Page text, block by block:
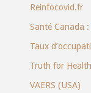
Reinfocovid.fr
Santé Canada
Taux
Truth for
VAERS (USA)